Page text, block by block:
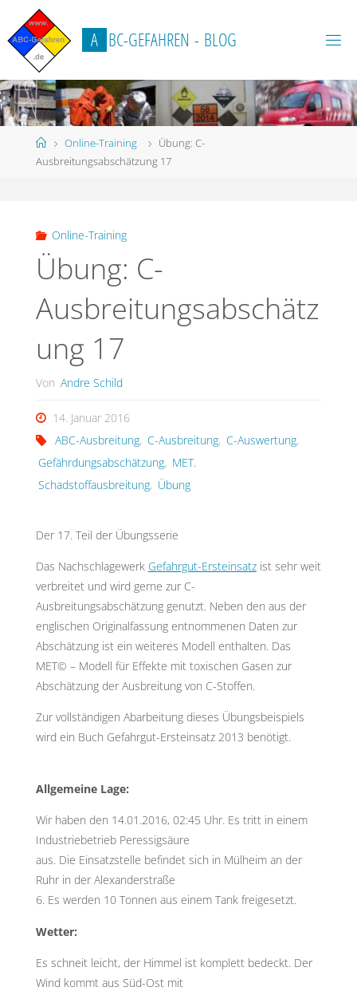
Inhalt
springen
A BC-GEFAHREN - BLOG
StartOnline-Training
Übung: C-
Ausbreitungsabschätzung 17
Online-Training
Übung: C-
Ausbreitungsabschätz
ung 17
Von Andre Schild
14. Januar 2016
ABC-Ausbreitung, C-Ausbreitung, C-Auswertung,
Gefährdungsabschätzung, MET,
Schadstoffausbreitung, Übung
Der 17. Teil der Übungsserie
Das Nachschlagewerk Gefahrgut-Ersteinsatzist sehr weit
verbreitet und wird gerne zur C-
Ausbreitungsabschätzung genutzt. Neben den aus der
englischen Originalfassung entnommenen Daten zur
Abschätzung ist ein weiteres Modell enthalten. Das
MET© – Modell für Effekte mit toxischen Gasen zur
Abschätzung der Ausbreitung von C-Stoffen.
Zur vollständigen Abarbeitung dieses Übungsbeispiels
wird ein Buch Gefahrgut-Ersteinsatz 2013 benötigt.
Allgemeine Lage:
Wir haben den 14.01.2016, 02:45 Uhr. Es tritt in einem
Industriebetrieb Peressigsäure
aus. Die Einsatzstelle befindet sich in Mülheim an der
Ruhr in der Alexanderstraße
6. Es werden 10 Tonnen aus einem Tank freigesetzt.
Wetter:
Es schneit leicht, der Himmel ist komplett bedeckt. Der
Wind kommt aus Süd-Ost mit